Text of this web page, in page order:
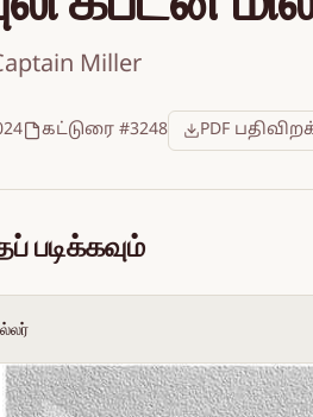
Miller
கட்டுரை #3248 PDF